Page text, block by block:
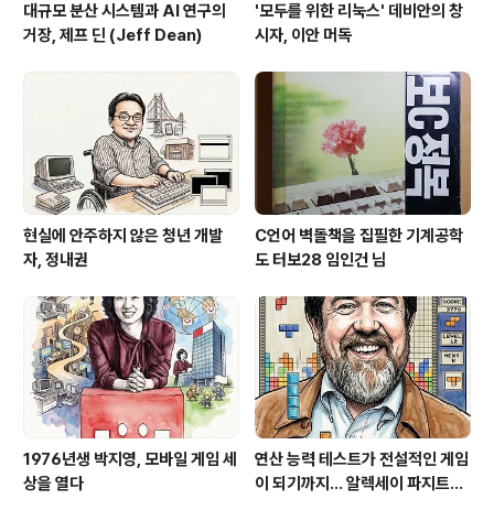
대규모 분산 시스템과 AI 연구의
거장, 제프 딘 (Jeff Dean)
'모두를 위한 리눅스' 데비안의 창
시자, 이안 머독
현실에 안주하지 않은 청년 개발
자, 정내권
C언어 벽돌책을 집필한 기계공학
도 터보28 임인건 님
1976년생 박지영, 모바일 게임 세
상을 열다
연산 능력 테스트가 전설적인 게임
이 되기까지... 알렉세이 파지트노